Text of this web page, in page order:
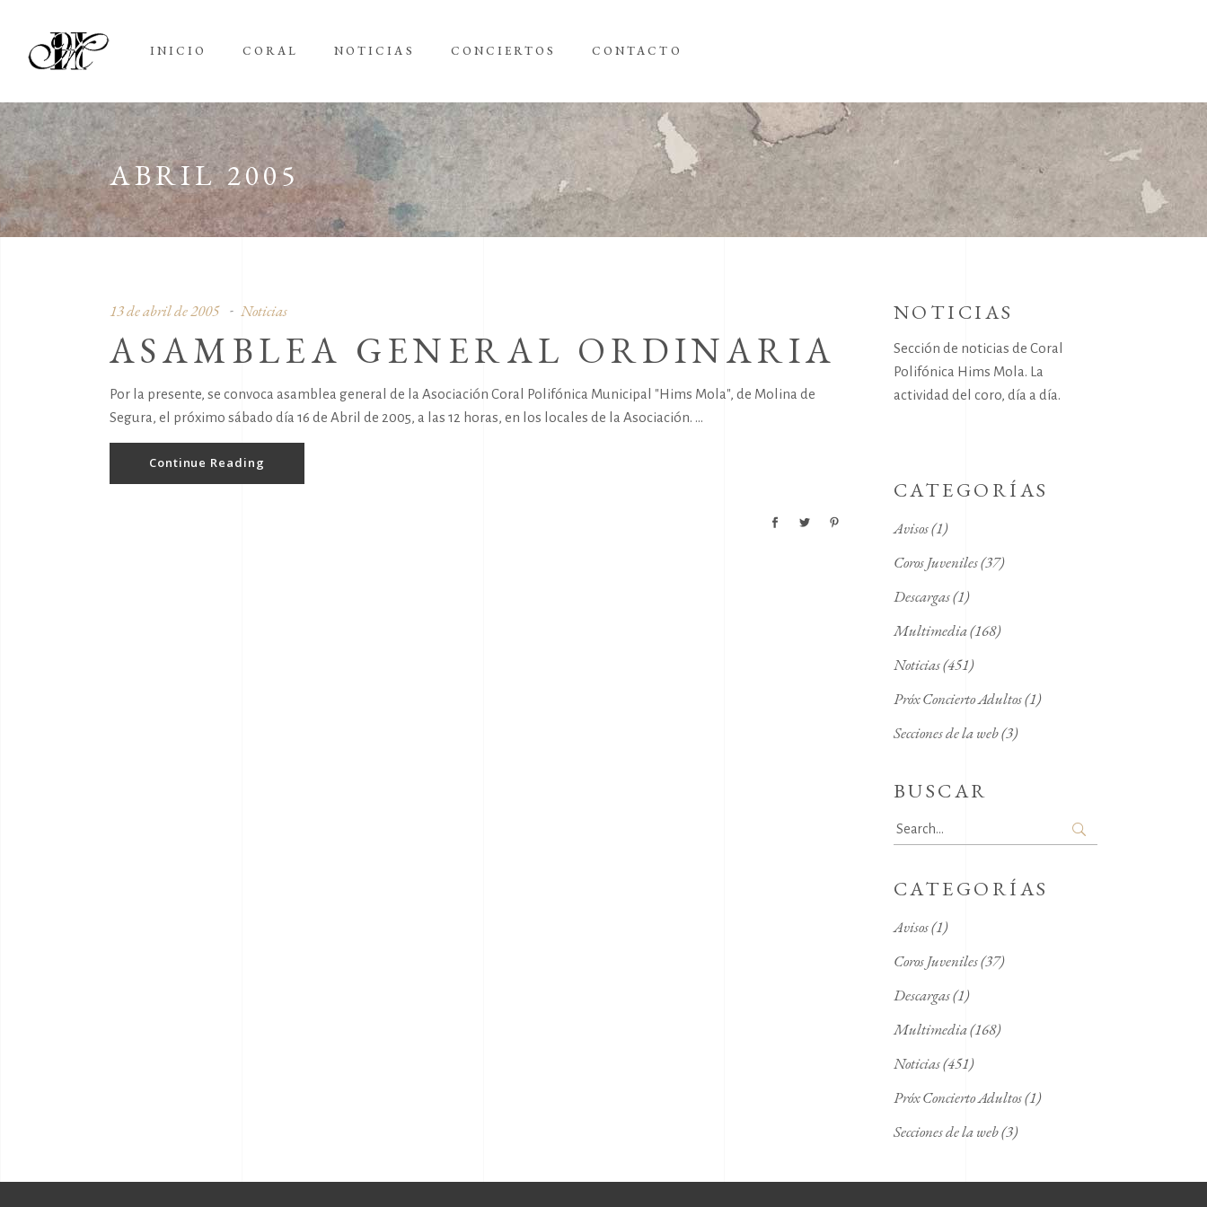
INICIO CORAL NOTICIAS CONCIERTOS CONTACTO
ABRIL 2005
13 de abril de 2005 Noticias
ASAMBLEA GENERAL ORDINARIA
Por la presente, se convoca asamblea general de la Asociación Coral Polifónica Municipal "Hims Mola", de Molina de
Segura, el próximo sábado día 16 de Abril de 2005, a las 12 horas, en los locales de la Asociación.
Continue Reading
NOTICIAS
Sección de noticias de Coral
Polifónica Hims Mola. La
actividad del coro, día a día.
CATEGORÍAS
Avisos(1)
Coros Juveniles(37)
Descargas(1)
Multimedia(168)
Noticias(451)
Próx Concierto Adultos(1)
Secciones de la web(3)
BUSCAR
Search
for:
CATEGORÍAS
Avisos(1)
Coros Juveniles(37)
Descargas(1)
Multimedia(168)
Noticias(451)
Próx Concierto Adultos(1)
Secciones de la web(3)